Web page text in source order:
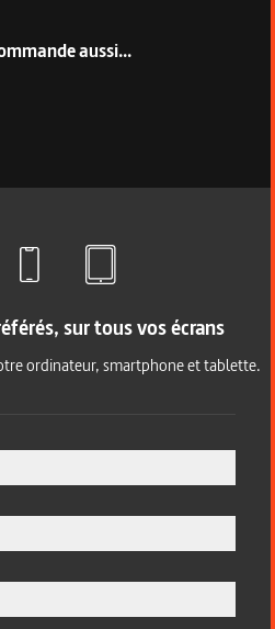
aussi...
sur tous vos écrans
ordinateur, smartphone et tablette.